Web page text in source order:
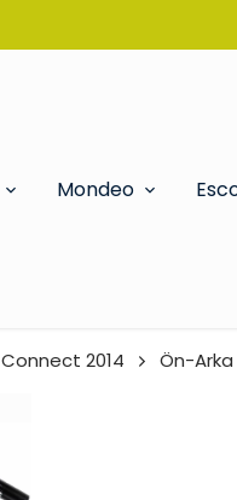
Mondeo
Connect 2014 Ön-Arka